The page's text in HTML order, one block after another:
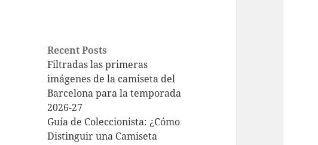
Recent Posts
Filtradas las primeras
imágenes de la camiseta del
Barcelona para la temporada
2026-27
Guía de Coleccionista: ¿Cómo
Distinguir una Camiseta